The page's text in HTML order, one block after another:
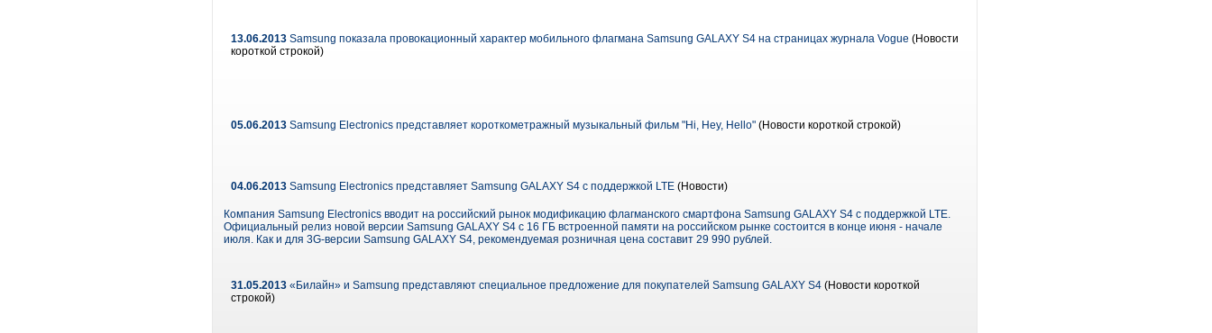
13.06.2013 Samsung показала провокационный характер мобильного флагмана Samsung GALAXY S4 на страницах журнала Vogue (Новости
короткой строкой)
05.06.2013 Samsung Electronics представляет короткометражный музыкальный фильм "Hi, Hey, Hello" (Новости короткой строкой)
04.06.2013 Samsung Electronics представляет Samsung GALAXY S4 с поддержкой LTE (Новости)
Компания Samsung Electronics вводит на российский рынок модификацию флагманского смартфона Samsung GALAXY S4 с поддержкой LTE.
Официальный релиз новой версии Samsung GALAXY S4 с 16 ГБ встроенной памяти на российском рынке состоится в конце июня - начале
июля. Как и для 3G-версии Samsung GALAXY S4, рекомендуемая розничная цена составит 29 990 рублей.
31.05.2013 «Билайн» и Samsung представляют специальное предложение для покупателей Samsung GALAXY S4 (Новости короткой
строкой)